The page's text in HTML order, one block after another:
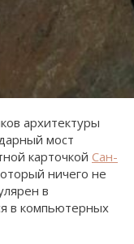
архитектуры
мост
карточкой Сан-
ничего не
в
в компьютерных